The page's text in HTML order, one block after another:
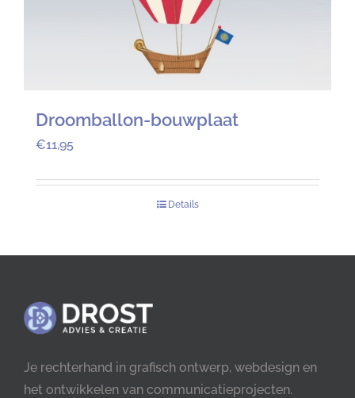
Droomballon-bouwplaat
€11,95
Details
Je rechterhand in grafisch ontwerp, webdesign en
het ontwikkelen van communicatieprojecten.